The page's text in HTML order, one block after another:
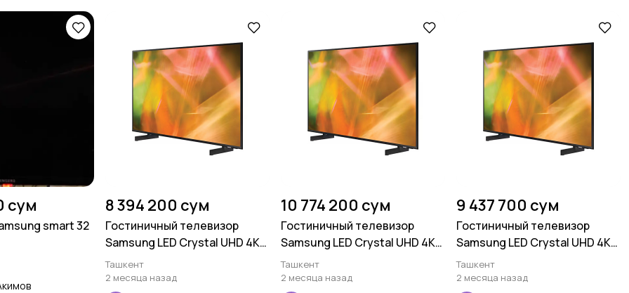
сум
smart 32
8 394 200 сум
Гостиничный телевизор
Samsung LED Crystal UHD 4K
HG43AU800 50 дюймов
Ташкент
2 месяца назад
10 774 200 сум
Гостиничный телевизор
Samsung LED Crystal UHD 4K
HG43BU800 55 дюймов
Ташкент
2 месяца назад
9 437 700 сум
Гостиничный телевизор
Samsung LED Crystal UHD 4K
HG43BU800 50 дюймов
Ташкент
2 месяца назад